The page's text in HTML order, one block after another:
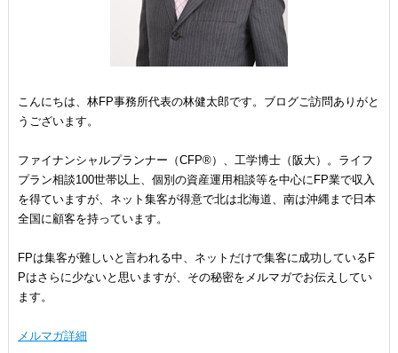
こんにちは、林FP事務所代表の林健太郎です。ブログご訪問ありがと
うございます。
ファイナンシャルプランナー（CFP®）、工学博士（阪大）。ライフ
プラン相談100世帯以上、個別の資産運用相談等を中心にFP業で収入
を得ていますが、ネット集客が得意で北は北海道、南は沖縄まで日本
全国に顧客を持っています。
FPは集客が難しいと言われる中、ネットだけで集客に成功しているF
Pはさらに少ないと思いますが、その秘密をメルマガでお伝えしてい
ます。
メルマガ詳細